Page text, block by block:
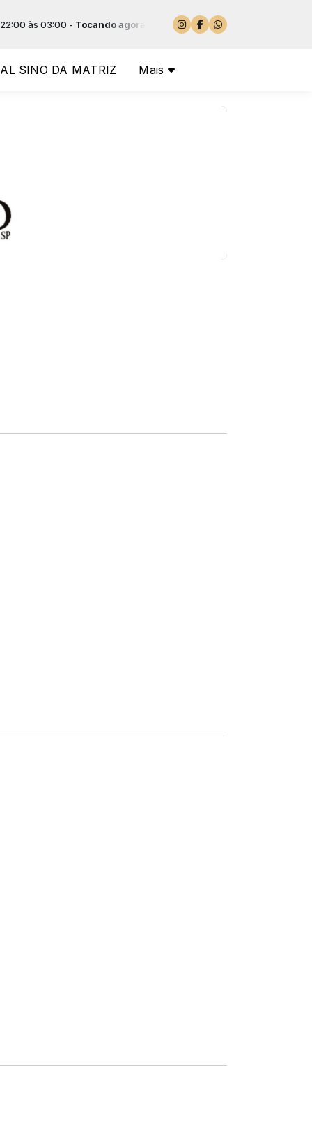
03:00 - Tocando agora: 04 SINFONIA N. 100 - MILITAR -Minueto e
SINO DA MATRIZ Mais